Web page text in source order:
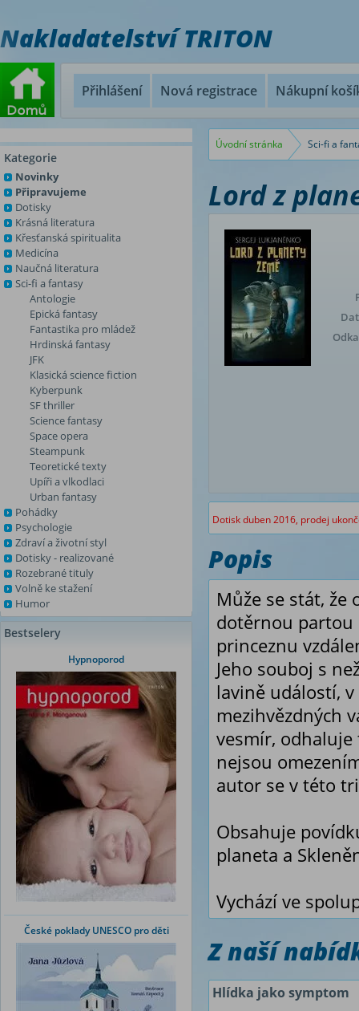
Nakladatelství TRITON
Přihlášení Nová registrace Nákupní
Kategorie
Novinky
Připravujeme
Dotisky
Krásná literatura
Křesťanská spiritualita
Medicína
Naučná literatura
Sci-fi a fantasy
Antologie
Epická fantasy
Fantastika pro mládež
Hrdinská fantasy
JFK
Klasická science fiction
Kyberpunk
SF thriller
Science fantasy
Space opera
Steampunk
Teoretické texty
Upíři a vlkodlaci
Urban fantasy
Pohádky
Psychologie
Zdraví a životní styl
Dotisky - realizované
Rozebrané tituly
Volně ke stažení
Humor
Bestselery
Hypnoporod
České poklady UNESCO pro děti
Úvodní stránka Sci-fi a
Lord z
Dotisk duben 2016, prodej
Popis
Může se stát, že
dotěrnou partou
princeznu
Jeho souboj s
lavině událostí,
mezihvězdných
vesmír, odhaluje
nejsou
autor se v této
Obsahuje
planeta a
Vychází ve
Z naší
Hlídka jako symptom